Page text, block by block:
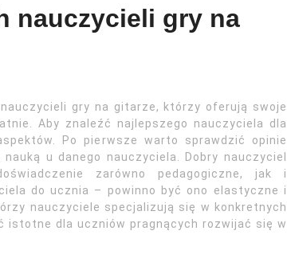
nauczycieli gry na
gry na gitarze, którzy oferują swoje
Aby znaleźć najlepszego nauczyciela dla
Po pierwsze warto sprawdzić opinie
u danego nauczyciela. Dobry nauczyciel
zarówno pedagogiczne, jak i
do ucznia – powinno być ono elastyczne i
nauczyciele specjalizują się w konkretnych
istotne dla uczniów pragnących rozwijać się w